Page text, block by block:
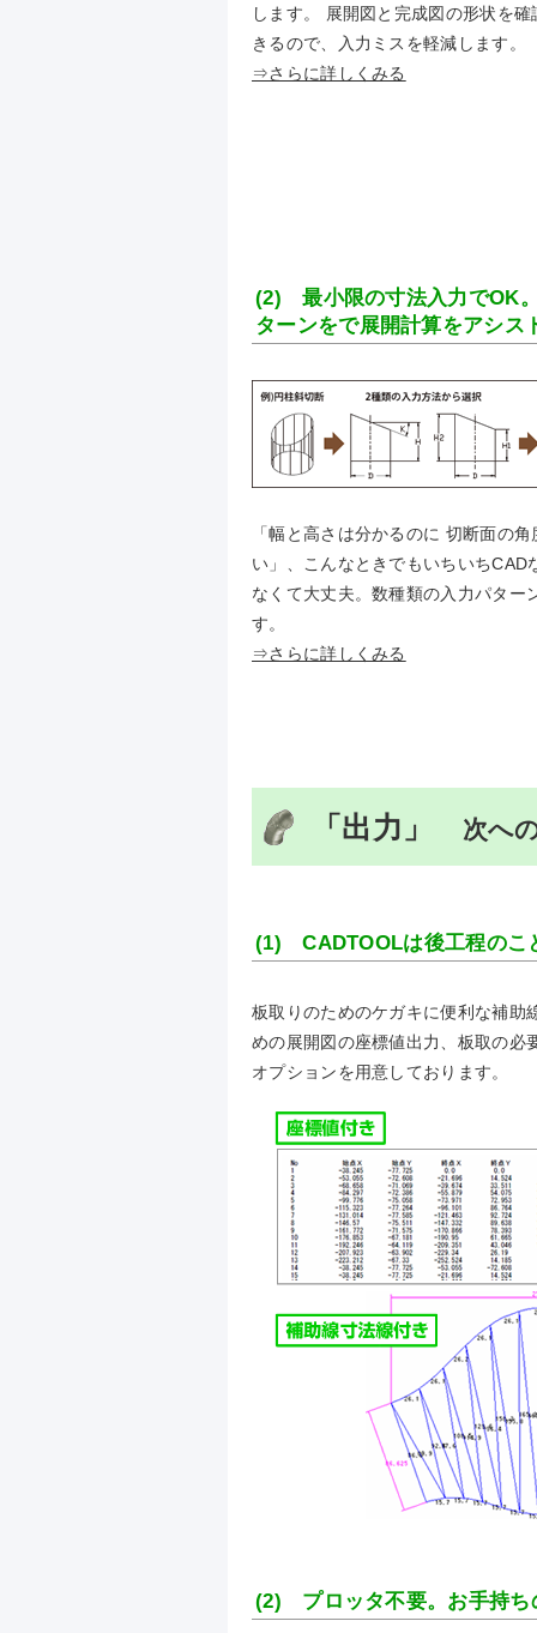
します。 展開図と完成図の形状を
きるので、入力ミスを軽減します。
⇒さらに詳しくみる
(2) 最小限の寸法入力でOK
ターンをで展開計算をアシス
「幅と高さは分かるのに 切断面の
い」、こんなときでもいちいちCAD
なくて大丈夫。数種類の入力パター
す。
⇒さらに詳しくみる
「出力」 次への
(1) CADTOOLは後工程のこ
板取りのためのケガキに便利な補助
めの展開図の座標値出力、板取の必
オプションを用意しております。
(2) プロッタ不要。お手持ち